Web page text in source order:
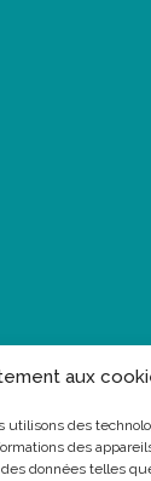
aux
utilisons des
des
données telles